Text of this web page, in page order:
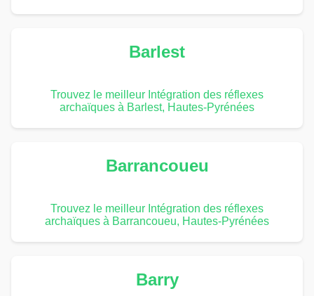
Barlest
Trouvez le meilleur Intégration des réflexes
archaïques à Barlest, Hautes-Pyrénées
Barrancoueu
Trouvez le meilleur Intégration des réflexes
archaïques à Barrancoueu, Hautes-Pyrénées
Barry